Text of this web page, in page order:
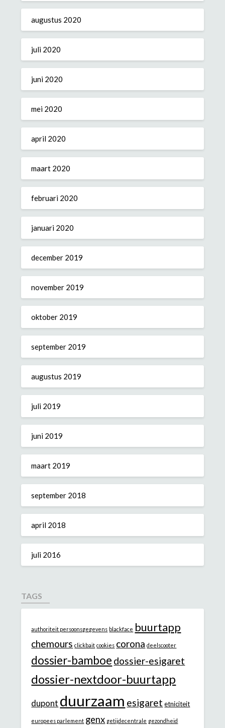
augustus 2020
juli 2020
juni 2020
mei 2020
april 2020
maart 2020
februari 2020
januari 2020
december 2019
november 2019
oktober 2019
september 2019
augustus 2019
juli 2019
juni 2019
maart 2019
september 2018
april 2018
juli 2016
TAGS
authoriteit persoonsgegevens blackface buurtapp
chemours clickbait cookies corona deelscooter
dossier-bamboe dossier-esigaret
dossier-nextdoor-buurtapp
dupont duurzaam esigaret etniciteit
europees parlement genx getijdecentrale gezondheid